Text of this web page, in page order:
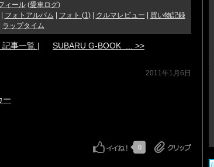
ィール(愛車ログ)
フォトアルバム フォト (1)| クルマレビュー
買い物記録
ラップタイム
記事一覧 | SUBARU G-BOOK ... >>
2011年1月6日
ー
0